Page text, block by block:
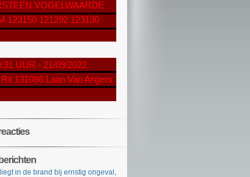
VOGELWAARDE
123150 121292 123130
UUR - 21/09/2022
131086 Laan Van Angers
in de brand bij ernstig ongeval,